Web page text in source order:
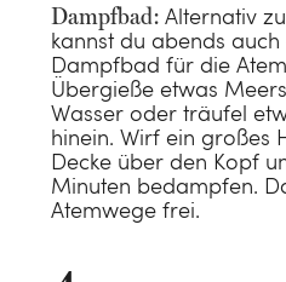
ANSEHEN
Dampfbad: Alternativ
kannst du abends
Dampfbad für die
Übergieße etwas
Wasser oder träufel
hinein. Wirf ein großes
Decke über den Kopf
Minuten bedampfen.
Atemwege frei.